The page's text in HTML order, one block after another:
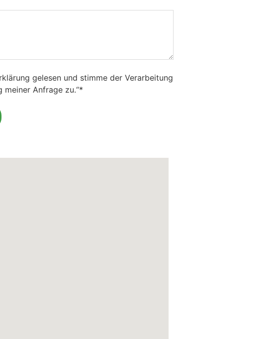
gelesen und stimme der Verarbeitung
meiner Anfrage zu.“*